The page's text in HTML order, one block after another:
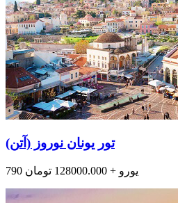
تور یونان نوروز (آتن)
790 یورو + 128000.000 تومان